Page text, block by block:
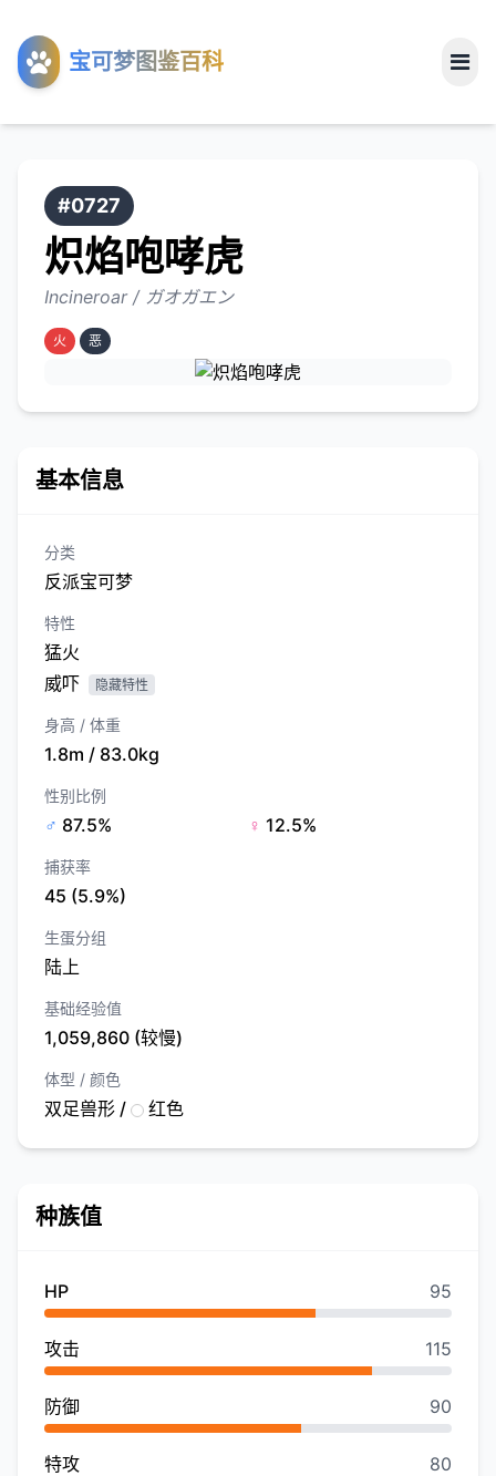
宝可梦图鉴百科
工具
关于
#0727
炽焰咆哮虎
Incineroar / ガオガエン
火 恶
基本信息
分类
反派宝可梦
特性
猛火
威吓
隐藏特性
身高 / 体重
1.8m / 83.0kg
性别比例
♂ 87.5% ♀ 12.5%
捕获率
45 (5.9%)
生蛋分组
陆上
基础经验值
1,059,860 (较慢)
体型 / 颜色
双足兽形 / 红色
种族值
HP 95
攻击 115
防御 90
特攻 80